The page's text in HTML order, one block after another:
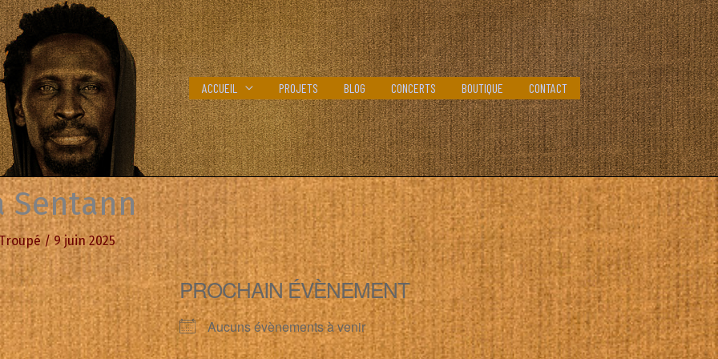
ACCUEIL PROJETS BLOG CONCERTS BOUTIQUE CONTACT
Sentann
/9 juin 2025
PROCHAIN ÉVÈNEMENT
Aucuns évènements à venir